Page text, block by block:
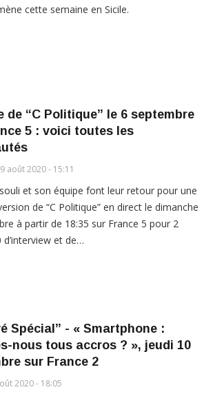
cette semaine en Sicile.
de “C Politique” le 6 septembre
5 : voici toutes les
août 2020 - 15:11
et son équipe font leur retour pour une
de “C Politique” en direct le dimanche
à partir de 18:35 sur France 5 pour 2
d’interview et de…
Spécial” - « Smartphone :
nous tous accros ? », jeudi 10
sur France 2
2020 - 18:05